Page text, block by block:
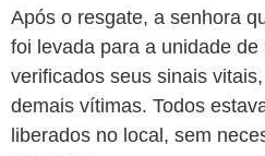
Após o resgate, a senhora
foi levada para a unidade
verificados seus sinais
demais vítimas. Todos
liberados no local, sem